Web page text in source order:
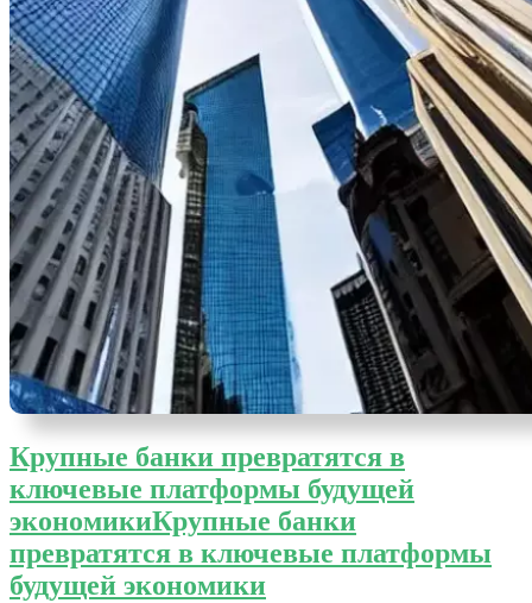
Крупные банки превратятся в
ключевые платформы будущей
экономикиКрупные банки
превратятся в ключевые платформы
будущей экономики